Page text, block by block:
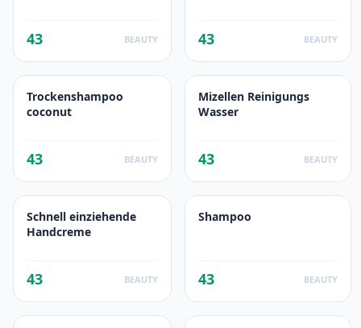
43 BEAUTY 43 BEAUTY
Trockenshampoo
coconut
43 BEAUTY
Mizellen Reinigungs
Wasser
43 BEAUTY
Schnell einziehende
Handcreme
43 BEAUTY
Shampoo
43 BEAUTY